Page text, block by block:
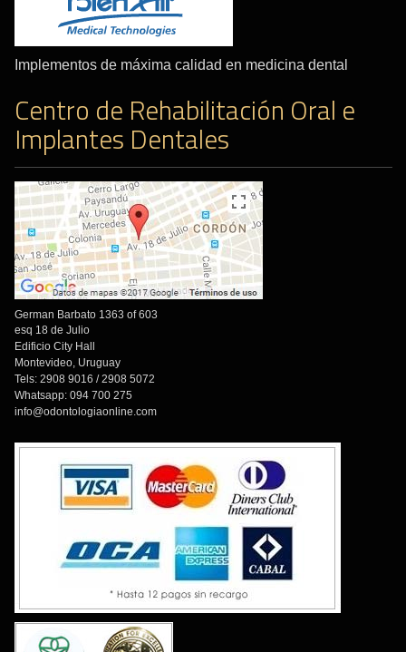
Implementos de máxima calidad en medicina dental
Centro de Rehabilitación Oral e
Implantes Dentales
German Barbato 1363 of 603
esq 18 de Julio
Edificio City Hall
Montevideo, Uruguay
Tels: 2908 9016 / 2908 5072
Whatsapp: 094 700 275
info@odontologiaonline.com